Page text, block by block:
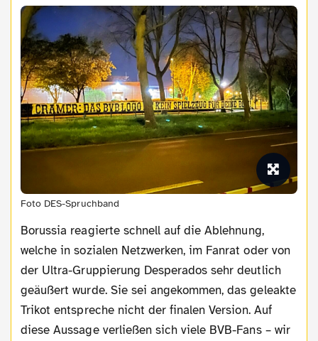
Foto DES-Spruchband
Borussia reagierte schnell auf die Ablehnung,
welche in sozialen Netzwerken, im Fanrat oder von
der Ultra-Gruppierung Desperados sehr deutlich
geäußert wurde. Sie sei angekommen, das geleakte
Trikot entspreche nicht der finalen Version. Auf
diese Aussage verließen sich viele BVB-Fans – wir